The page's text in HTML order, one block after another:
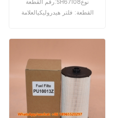
رقم القطعة:SH67108نوع
القطعة: فلتر هيدروليكيالعلامة